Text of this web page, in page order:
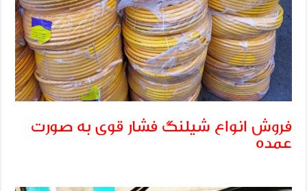
فروش انواع شیلنگ فشار قوی به صورت
عمده